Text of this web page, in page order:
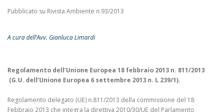
Pubblicato su Rivista Ambiente n.93/2013
A cura dell’Avv. Gianluca Limardi
Regolamento dell’Unione Europea 18 febbraio 2013 n. 811/2013
(G.U. dell’Unione Europea 6 settembre 2013 n. L 239/1).
Regolamento delegato (UE) n.811/2013 della commissione del 18
Febbraio 2013 che integra la direttiva 2010/30/UE del Parlamento